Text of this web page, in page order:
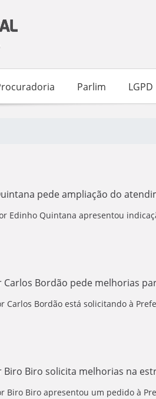
Parlim LGPD
pede ampliação do
Edinho Quintana apresentou
Carlos Bordão pede melhorias
Carlos Bordão está solicitando à
Biro Biro solicita melhorias na
Biro Biro apresentou um pedido à